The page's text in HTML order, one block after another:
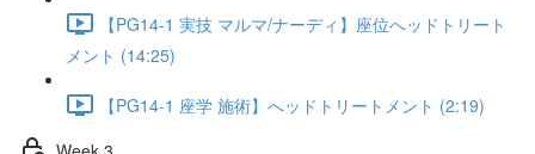
【PG14-1 実技 マルマ/ナーディ】座位へッドトリート
メント (14:25)
【PG14-1 座学 施術】へッドトリートメント (2:19)